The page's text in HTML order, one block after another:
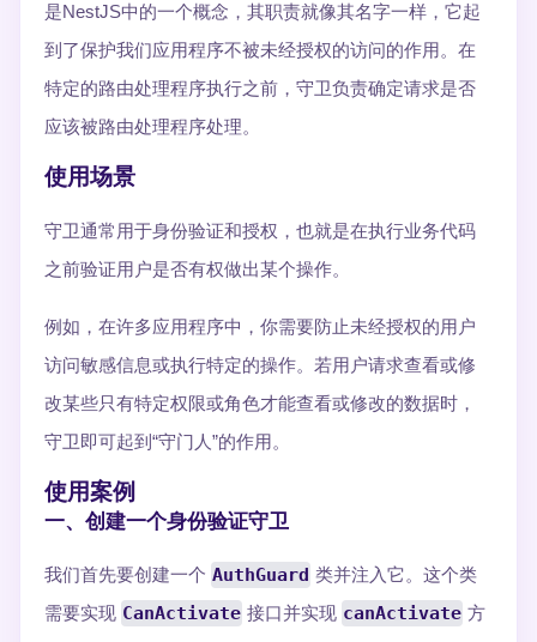
是NestJS中的一个概念，其职责就像其名字一样，它起
到了保护我们应用程序不被未经授权的访问的作用。在
特定的路由处理程序执行之前，守卫负责确定请求是否
应该被路由处理程序处理。
使用场景
守卫通常用于身份验证和授权，也就是在执行业务代码
之前验证用户是否有权做出某个操作。
例如，在许多应用程序中，你需要防止未经授权的用户
访问敏感信息或执行特定的操作。若用户请求查看或修
改某些只有特定权限或角色才能查看或修改的数据时，
守卫即可起到“守门人”的作用。
使用案例
一、 创建一个身份验证守卫
我们首先要创建一个 AuthGuard 类并注入它。这个类
需要实现 CanActivate 接口并实现 canActivate 方